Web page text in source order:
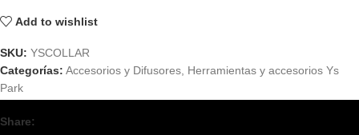
Add to wishlist
SKU: YSCOLLAR
Categorías: Accesorios y Difusores Herramientas y accesorios Ys
Park
Share: